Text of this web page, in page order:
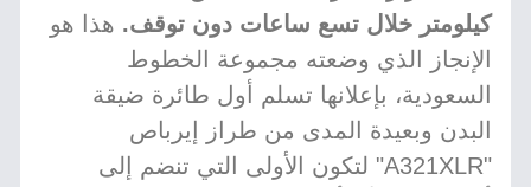
كيلومتر خلال تسع ساعات دون توقف. هذا هو
الإنجاز الذي وضعته مجموعة الخطوط
السعودية، بإعلانها تسلم أول طائرة ضيقة
البدن وبعيدة المدى من طراز إيرباص
"A321XLR" لتكون الأولى التي تنضم إلى